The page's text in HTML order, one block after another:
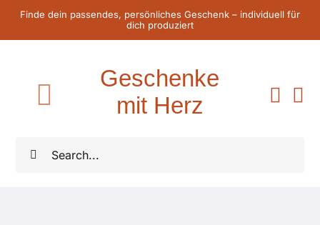
ZumFinde dein passendes, persönliches Geschenk – individuell für
dich produziert
Suche
Toggle
Navigation
Geschenke
mit Herz